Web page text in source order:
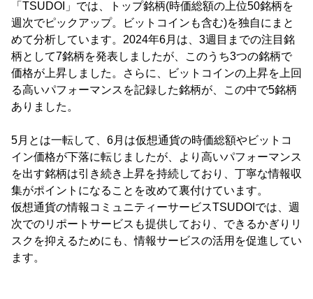
「TSUDOI」では、トップ銘柄(時価総額の上位50銘柄を
週次でピックアップ。ビットコインも含む)を独自にまと
めて分析しています。2024年6月は、3週目までの注目銘
柄として7銘柄を発表しましたが、このうち3つの銘柄で
価格が上昇しました。さらに、ビットコインの上昇を上回
る高いパフォーマンスを記録した銘柄が、この中で5銘柄
ありました。
5月とは一転して、6月は仮想通貨の時価総額やビットコ
イン価格が下落に転じましたが、より高いパフォーマンス
を出す銘柄は引き続き上昇を持続しており、丁寧な情報収
集がポイントになることを改めて裏付けています。
仮想通貨の情報コミュニティーサービスTSUDOIでは、週
次でのリポートサービスも提供しており、できるかぎりリ
スクを抑えるためにも、情報サービスの活用を促進してい
ます。